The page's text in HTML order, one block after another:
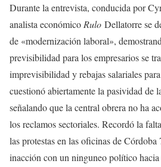
Durante la entrevista, conducida por
analista económicoRulo Dellatorre se
de «modernización laboral»,
previsibilidad para los empresarios se
imprevisibilidad y rebajas salariales
cuestionó abiertamente la pasividad de
señalando que la central obrera no ha
los reclamos sectoriales. Recordó la
las protestas en las oficinas de
inacción con un ninguneo político hacia